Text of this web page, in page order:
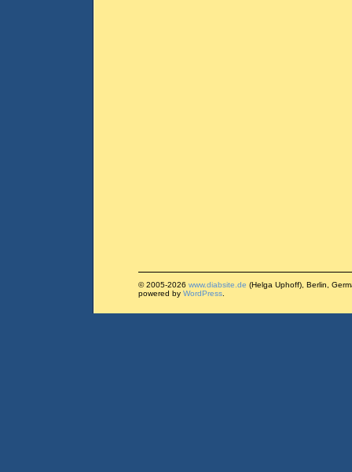
© 2005-2026 www.diabsite.de (Helga Uphoff), Berlin,
powered by WordPress.